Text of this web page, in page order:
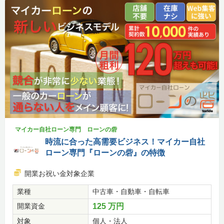
マイカー自社ローン専門 ローンの砦
時流に合った高需要ビジネス！マイカー自社
ローン専門『ローンの砦』の特徴
開業お祝い金対象企業
業種
中古車・自動車・自転車
開業資金
125 万円
対象 個人・法人